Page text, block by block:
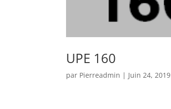
UPE 160
par Pierreadmin | Juin 24, 2019